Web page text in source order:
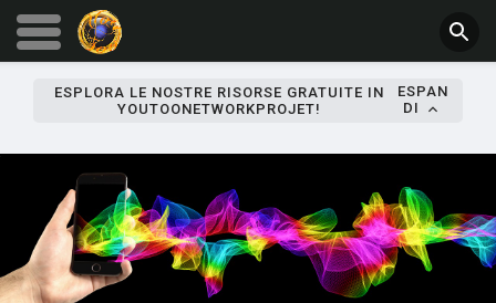
ESPLORA LE NOSTRE RISORSE GRATUITE IN
YOUTOONETWORKPROJET!
ESPAN
DI